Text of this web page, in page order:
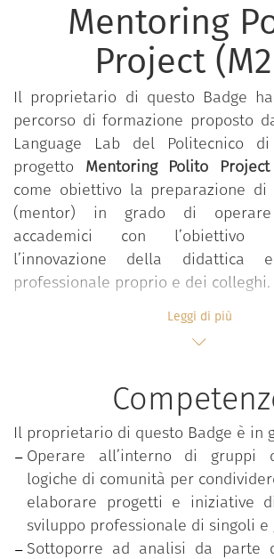
Mentoring
Project
Il proprietario di questo Badge
percorso di formazione proposto
Language Lab del Politecnico
progetto Mentoring Polito Project
come obiettivo la preparazione di
(mentor) in grado di
accademici con l’obiettivo
l’innovazione della didattica
professionale proprio e dei colleghi.
Il progetto punta infatti a costruire
competenze volte ad
didattiche e professionali,
che riflettono e condividono
pratiche professionali
processo di affiliazione
avviene attraverso una call di
gli aspiranti in base al possesso
alla realizzazione di progetti
qualità.
Leggi di più
Il proprietario di questo Badge è in
Operare all’interno di gruppi
logiche di comunità per
elaborare progetti e iniziative
sviluppo professionale di singoli e
Sottoporre ad analisi da parte